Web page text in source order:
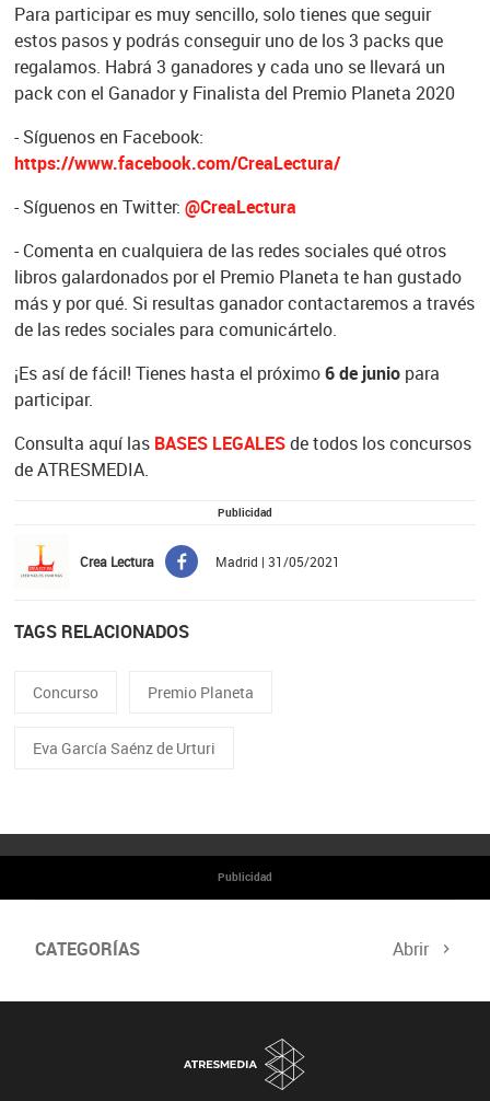
Para participar es muy sencillo, solo tienes que seguir
estos pasos y podrás conseguir uno de los 3 packs que
regalamos. Habrá 3 ganadores y cada uno se llevará un
pack con el Ganador y Finalista del Premio Planeta 2020
- Síguenos en Facebook:
https://www.facebook.com/CreaLectura/
- Síguenos en Twitter: @CreaLectura
- Comenta en cualquiera de las redes sociales qué otros
libros galardonados por el Premio Planeta te han gustado
más y por qué. Si resultas ganador contactaremos a través
de las redes sociales para comunicártelo.
¡Es así de fácil! Tienes hasta el próximo6 de juniopara
participar.
Consulta aquí las BASES LEGALESde todos los concursos
de ATRESMEDIA.
Publicidad
Crea Lectura Madrid | 31/05/2021
TAGS RELACIONADOS
Concurso Premio Planeta
Eva García Saénz de Urturi
Publicidad
CATEGORÍAS Abrir